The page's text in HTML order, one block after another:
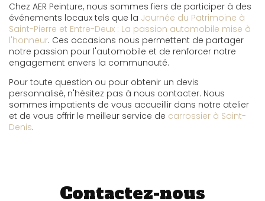
Chez AER Peinture, nous sommes fiers de participer à des
événements locaux tels que la Journée du Patrimoine à
Saint-Pierre et Entre-Deux : La passion automobile mise à
l'honneur. Ces occasions nous permettent de partager
notre passion pour l'automobile et de renforcer notre
engagement envers la communauté.
Pour toute question ou pour obtenir un devis
personnalisé, n'hésitez pas à nous contacter. Nous
sommes impatients de vous accueillir dans notre atelier
et de vous offrir le meilleur service de carrossier à Saint-
Denis.
Contactez-nous